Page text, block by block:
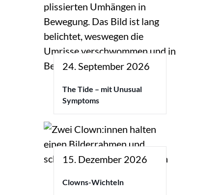
24. September 2026
The Tide – mit Unusual
Symptoms
15. Dezember 2026
Clowns-Wichteln